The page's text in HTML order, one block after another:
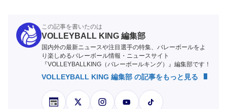
この記事を書いたのは
VOLLEYBALL KING 編集部
国内外の最新ニュースや注目選手の特集、バレーボールをよ
り楽しめるバレーボール情報・ニュースサイト
『VOLLEYBALLKING（バレーボールキング）』編集部です！
VOLLEYBALL KING 編集部 の記事をもっと見る